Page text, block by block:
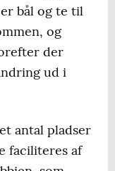
bål og te til
og
der
ud i
antal pladser
faciliteres af